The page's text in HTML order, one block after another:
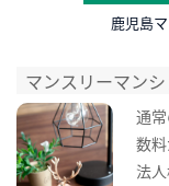
鹿児島
マンスリーマン
通
数
法